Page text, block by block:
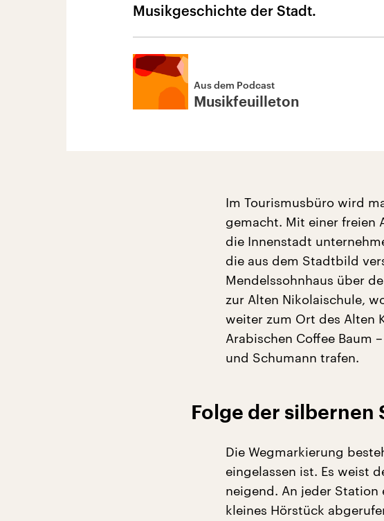
Musikgeschichte der Stadt.
Aus dem Podcast
Musikfeuilleton
Im Tourismusbüro wird
gemacht. Mit einer freien
die Innenstadt
die aus dem Stadtbild
Mendelssohnhaus über
zur Alten Nikolaischule,
weiter zum Ort des Alten
Arabischen Coffee Baum
und Schumann trafen.
Folge der silbernen
Die Wegmarkierung
eingelassen ist. Es weist
neigend. An jeder Station
kleines Hörstück